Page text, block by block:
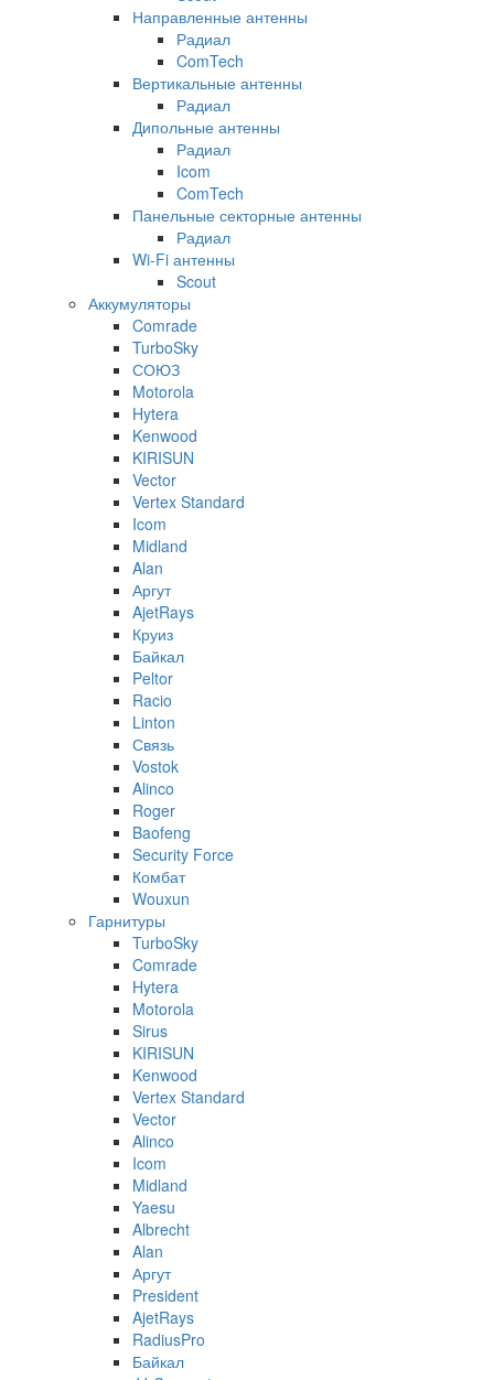
Направленные антенны
Радиал
ComTech
Вертикальные антенны
Радиал
Дипольные антенны
Радиал
Icom
ComTech
Панельные секторные антенны
Радиал
Wi-Fi антенны
Scout
Аккумуляторы
Comrade
TurboSky
СОЮЗ
Motorola
Hytera
Kenwood
KIRISUN
Vector
Vertex Standard
Icom
Midland
Alan
Аргут
AjetRays
Круиз
Байкал
Peltor
Racio
Linton
Связь
Vostok
Alinco
Roger
Baofeng
Security Force
Комбат
Wouxun
Гарнитуры
TurboSky
Comrade
Hytera
Motorola
Sirus
KIRISUN
Kenwood
Vertex Standard
Vector
Alinco
Icom
Midland
Yaesu
Albrecht
Alan
Аргут
President
AjetRays
RadiusPro
Байкал